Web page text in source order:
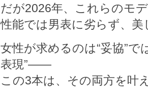
だが2026年、これらのモ
性能では男表に劣らず、
女性が求めるのは“妥協”で
表現”——
この3本は、その両方を叶